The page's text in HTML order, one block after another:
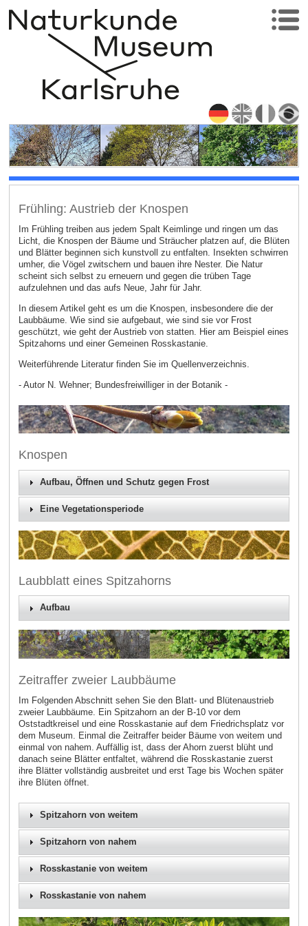
Frühling: Austrieb der Knospen
Im Frühling treiben aus jedem Spalt Keimlinge und ringen um das
Licht, die Knospen der Bäume und Sträucher platzen auf, die Blüten
und Blätter beginnen sich kunstvoll zu entfalten. Insekten schwirren
umher, die Vögel zwitschern und bauen ihre Nester. Die Natur
scheint sich selbst zu erneuern und gegen die trüben Tage
aufzulehnen und das aufs Neue, Jahr für Jahr.
In diesem Artikel geht es um die Knospen, insbesondere die der
Laubbäume. Wie sind sie aufgebaut, wie sind sie vor Frost
geschützt, wie geht der Austrieb von statten. Hier am Beispiel eines
Spitzahorns und einer Gemeinen Rosskastanie.
Weiterführende Literatur finden Sie im Quellenverzeichnis.
- Autor N. Wehner; Bundesfreiwilliger in der Botanik -
Knospen
Aufbau, Öffnen und Schutz gegen Frost
Eine Vegetationsperiode
Laubblatt eines Spitzahorns
Aufbau
Zeitraffer zweier Laubbäume
Im Folgenden Abschnitt sehen Sie den Blatt- und Blütenaustrieb
zweier Laubbäume. Ein Spitzahorn an der B-10 vor dem
Oststadtkreisel und eine Rosskastanie auf dem Friedrichsplatz vor
dem Museum. Einmal die Zeitraffer beider Bäume von weitem und
einmal von nahem. Auffällig ist, dass der Ahorn zuerst blüht und
danach seine Blätter entfaltet, während die Rosskastanie zuerst
ihre Blätter vollständig ausbreitet und erst Tage bis Wochen später
ihre Blüten öffnet.
Spitzahorn von weitem
Spitzahorn von nahem
Rosskastanie von weitem
Rosskastanie von nahem